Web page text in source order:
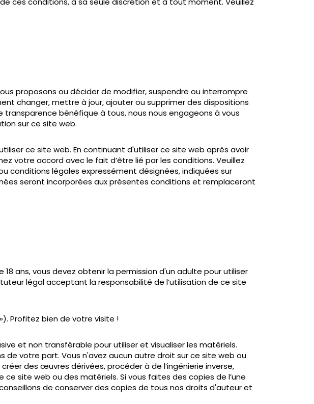
proposons ou décider de modifier, suspendre ou interrompre
changer, mettre à jour, ajouter ou supprimer des dispositions
transparence bénéfique à tous, nous nous engageons à vous
sur ce site web.
ce site web. En continuant d'utiliser ce site web après avoir
votre accord avec le fait d’être lié par les conditions. Veuillez
légales expressément désignées, indiquées sur
seront incorporées aux présentes conditions et remplaceront
18 ans, vous devez obtenir la permission d'un adulte pour utiliser
légal acceptant la responsabilité de l’utilisation de ce site
»). Profitez bien de votre visite !
et non transférable pour utiliser et visualiser les matériels.
votre part. Vous n'avez aucun autre droit sur ce site web ou
des œuvres dérivées, procéder à de l’ingénierie inverse,
site web ou des matériels. Si vous faites des copies de l’une
de conserver des copies de tous nos droits d'auteur et